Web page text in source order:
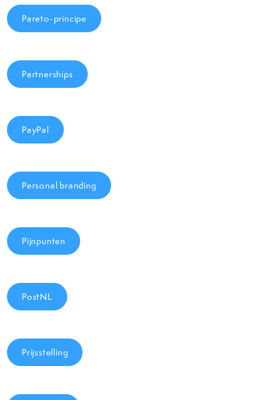
Pareto-principe
Partnerships
PayPal
Personal branding
Pijnpunten
PostNL
Prijsstelling